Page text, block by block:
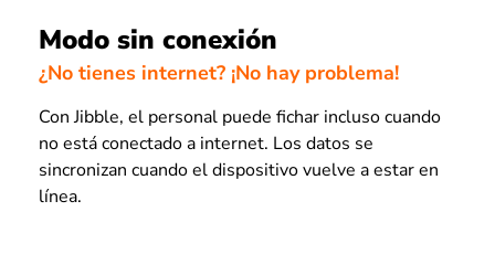
Modo sin conexión
¿No tienes internet? ¡No hay problema!
Con Jibble, el personal puede fichar incluso cuando
no está conectado a internet. Los datos se
sincronizan cuando el dispositivo vuelve a estar en
línea.